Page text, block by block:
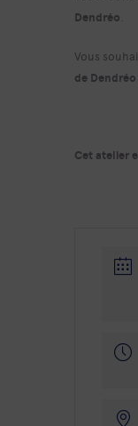
Dendréo
Vous
de
Cet atelier